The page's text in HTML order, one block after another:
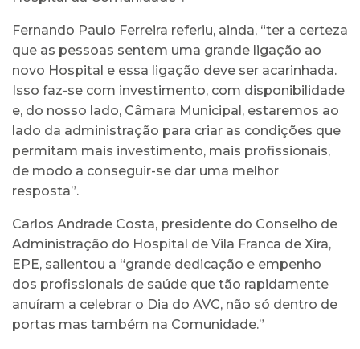
Fernando Paulo Ferreira referiu, ainda, “ter a certeza
que as pessoas sentem uma grande ligação ao
novo Hospital e essa ligação deve ser acarinhada.
Isso faz-se com investimento, com disponibilidade
e, do nosso lado, Câmara Municipal, estaremos ao
lado da administração para criar as condições que
permitam mais investimento, mais profissionais,
de modo a conseguir-se dar uma melhor
resposta”.
Carlos Andrade Costa, presidente do Conselho de
Administração do Hospital de Vila Franca de Xira,
EPE, salientou a “grande dedicação e empenho
dos profissionais de saúde que tão rapidamente
anuíram a celebrar o Dia do AVC, não só dentro de
portas mas também na Comunidade.”